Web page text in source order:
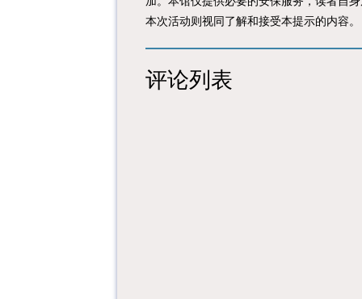
本次活动则视同了解和接受本提示的内容。
评论列表